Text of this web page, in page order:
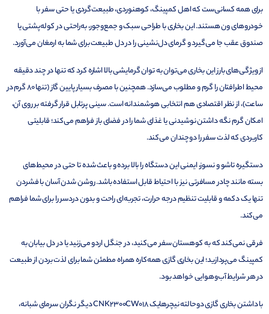
برای همه کسانی‌ست که اهل کمپینگ، کوهنوردی، طبیعت‌گردی یا حتی سفر با
خودروهای ون هستند. این بخاری با طراحی سبک و جمع‌وجور، به‌راحتی در کوله‌پشتی یا
صندوق عقب جا می‌گیرد و گرمای دل‌نشینی را در دل طبیعت برای شما به ارمغان می‌آورد.
از ویژگی‌های بارز این بخاری می‌توان به توان گرمایشی بالا اشاره کرد که تنها در چند دقیقه
محیط اطرافتان را گرم و مطلوب می‌سازد. همچنین با مصرف بسیار پایین گاز (تنها 80 گرم در
ساعت)، از نظر اقتصادی هم انتخابی هوشمندانه است. سینی پرتابل قرار گرفته بر روی آن،
امکان گرم نگه داشتن نوشیدنی یا غذای شما را در فضای باز فراهم می‌کند؛ قابلیتی
کاربردی که لذت سفر را دوچندان می‌کند.
دستگیره تاشو و نسوز، ایمنی این دستگاه را بالا برده و باعث شده تا حتی در محیط‌های
بسته مانند چادر مسافرتی نیز با احتیاط قابل استفاده باشد. روشن شدن آسان با فشردن
تنها یک دکمه و قابلیت تنظیم درجه حرارت، تجربه‌ای راحت و بدون دردسر را برای شما فراهم
می‌کند.
فرقی نمی‌کند که به کوهستان سفر می‌کنید، در جنگل اردو می‌زنید یا در دل بیابان به
کمپینگ می‌پردازید؛ این بخاری گازی همه‌کاره همراه مطمئن شما برای لذت بردن از طبیعت
در هر شرایط آب‌و‌هوایی خواهد بود.
با داشتن بخاری گازی دوحالته نیچرهایک CNK2300CW018 دیگر نگران سرمای شبانه،